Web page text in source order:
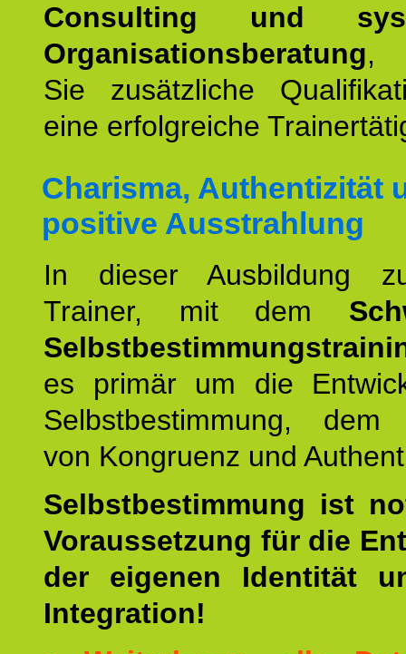
Consulting und
Organisationsberatung,
Sie zusätzliche
eine erfolgreiche
Charisma, Authentizität
positive Ausstrahlung
In dieser Ausbildung
Trainer, mit dem
es primär um die
Selbstbestimmung, dem
von Kongruenz und
Selbstbestimmung ist
Voraussetzung für die
der eigenen Identität
Integration!